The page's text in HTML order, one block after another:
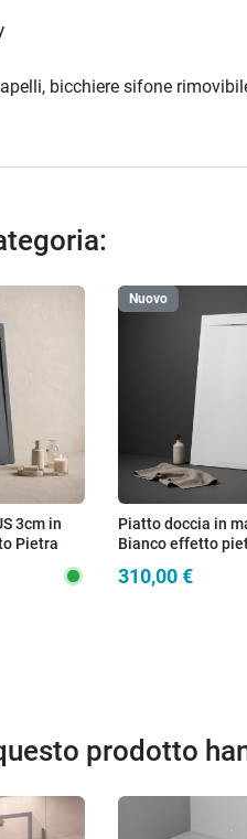
bicchiere sifone
3cm in
Pietra
Nuovo
Piatto doccia in
Bianco effetto
310,00 €
prodotto